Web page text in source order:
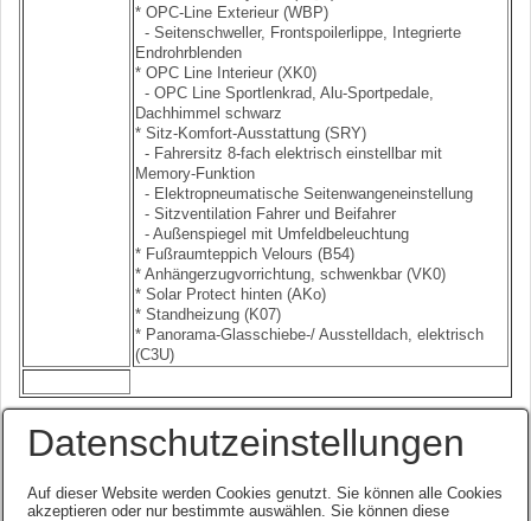
* OPC-Line Exterieur (WBP)
- Seitenschweller, Frontspoilerlippe, Integrierte
Endrohrblenden
* OPC Line Interieur (XK0)
- OPC Line Sportlenkrad, Alu-Sportpedale,
Dachhimmel schwarz
* Sitz-Komfort-Ausstattung (SRY)
- Fahrersitz 8-fach elektrisch einstellbar mit
Memory-Funktion
- Elektropneumatische Seitenwangeneinstellung
- Sitzventilation Fahrer und Beifahrer
- Außenspiegel mit Umfeldbeleuchtung
* Fußraumteppich Velours (B54)
* Anhängerzugvorrichtung, schwenkbar (VK0)
* Solar Protect hinten (AKo)
* Standheizung (K07)
* Panorama-Glasschiebe-/ Ausstelldach, elektrisch
(C3U)
Datenschutzeinstellungen
Auf dieser Website werden Cookies genutzt. Sie können alle Cookies
akzeptieren oder nur bestimmte auswählen. Sie können diese